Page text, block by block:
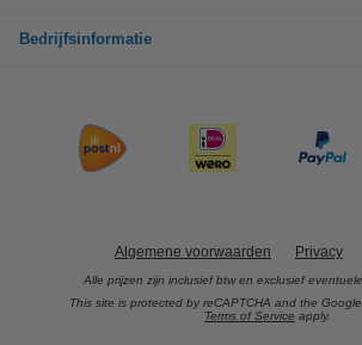
Bedrijfsinformatie
Algemene voorwaarden Privacy
Alle prijzen zijn inclusief btw en exclusief
This site is protected by reCAPTCHA and the Google
Terms of Service apply.